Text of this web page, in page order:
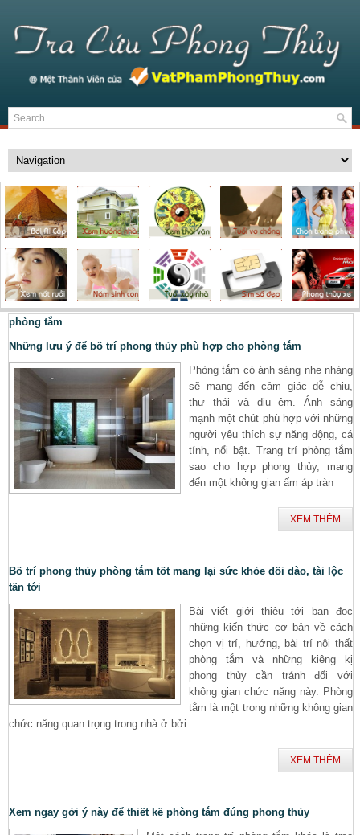
phòng tắm
Những lưu ý để bố trí phong thủy phù hợp cho phòng tắm
Phòng tắm có ánh sáng nhẹ nhàng
sẽ mang đến cảm giác dễ chịu,
thư thái và dịu êm. Ánh sáng
mạnh một chút phù hợp với những
người yêu thích sự năng động, cá
tính, nổi bật. Trang trí phòng tắm
sao cho hợp phong thủy, mang
đến một không gian ấm áp tràn
XEM THÊM
Bố trí phong thủy phòng tắm tốt mang lại sức khỏe dồi dào, tài lộc
tấn tới
Bài viết giới thiệu tới bạn đọc
những kiến thức cơ bản về cách
chọn vị trí, hướng, bài trí nội thất
phòng tắm và những kiêng kị
phong thủy cần tránh đối với
không gian chức năng này. Phòng
tắm là một trong những không gian
chức năng quan trọng trong nhà ở bởi
XEM THÊM
Xem ngay gởi ý này để thiết kế phòng tắm đúng phong thủy